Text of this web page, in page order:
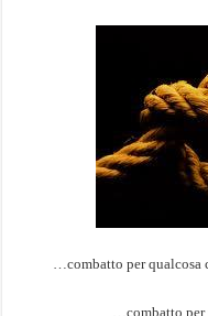
…combatto per qualcosa
…combatto per